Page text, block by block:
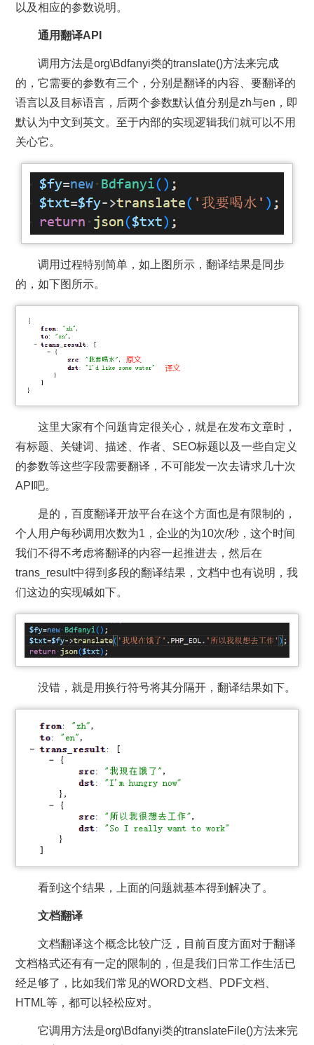
以及相应的参数说明。
通用翻译API
调用方法是org\Bdfanyi类的translate()方法来完成
的，它需要的参数有三个，分别是翻译的内容、要翻译的
语言以及目标语言，后两个参数默认值分别是zh与en，即
默认为中文到英文。至于内部的实现逻辑我们就可以不用
关心它。
调用过程特别简单，如上图所示，翻译结果是同步
的，如下图所示。
这里大家有个问题肯定很关心，就是在发布文章时，
有标题、关键词、描述、作者、SEO标题以及一些自定义
的参数等这些字段需要翻译，不可能发一次去请求几十次
API吧。
是的，百度翻译开放平台在这个方面也是有限制的，
个人用户每秒调用次数为1，企业的为10次/秒，这个时间
我们不得不考虑将翻译的内容一起推进去，然后在
trans_result中得到多段的翻译结果，文档中也有说明，我
们这边的实现碱如下。
没错，就是用换行符号将其分隔开，翻译结果如下。
看到这个结果，上面的问题就基本得到解决了。
文档翻译
文档翻译这个概念比较广泛，目前百度方面对于翻译
文档格式还有有一定的限制的，但是我们日常工作生活已
经足够了，比如我们常见的WORD文档、PDF文档、
HTML等，都可以轻松应对。
它调用方法是org\Bdfanyi类的translateFile()方法来完